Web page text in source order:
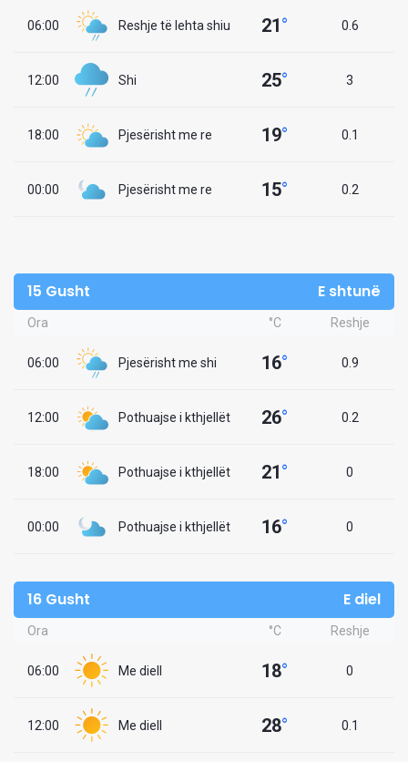
06:00 Reshje të lehta shiu 21° 0.6
12:00 Shi 25° 3
18:00 Pjesërisht me re 19° 0.1
00:00 Pjesërisht me re 15° 0.2
15 Gusht E shtunë
Ora °C Reshje
06:00 Pjesërisht me shi 16° 0.9
12:00 Pothuajse i kthjellët 26° 0.2
18:00 Pothuajse i kthjellët 21° 0
00:00 Pothuajse i kthjellët 16° 0
16 Gusht E diel
Ora °C Reshje
06:00 Me diell 18° 0
12:00 Me diell 28° 0.1